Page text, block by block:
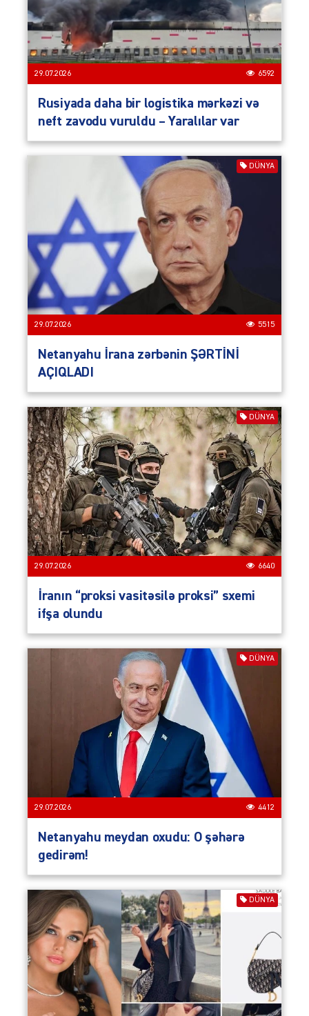
29.07.2026 6592
Rusiyada daha bir logistika mərkəzi və
neft zavodu vuruldu – Yaralılar var
DÜNYA
29.07.2026 5515
Netanyahu İrana zərbənin ŞƏRTİNİ
AÇIQLADI
DÜNYA
29.07.2026 6640
İranın “proksi vasitəsilə proksi” sxemi
ifşa olundu
DÜNYA
29.07.2026 4412
Netanyahu meydan oxudu: O şəhərə
gedirəm!
DÜNYA